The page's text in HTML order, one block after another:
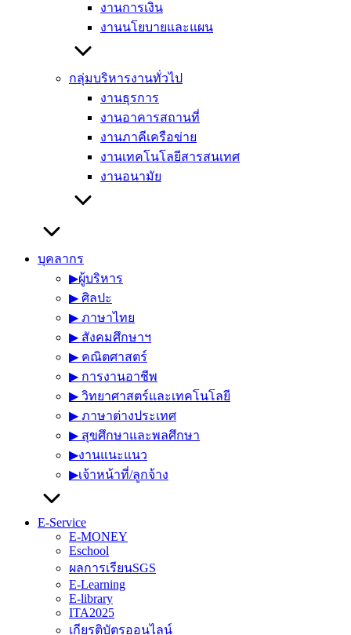
งานการเงิน
งานนโยบายและแผน
กลุ่มบริหารงานทั่วไป
งานธุรการ
งานอาคารสถานที่
งานภาคีเครือข่าย
งานเทคโนโลยีสารสนเทศ
งานอนามัย
บุคลากร
▶︎ผู้บริหาร
▶︎ ศิลปะ
▶︎ ภาษาไทย
▶︎ สังคมศึกษาฯ
▶︎ คณิตศาสตร์
▶︎ การงานอาชีพ
▶︎ วิทยาศาสตร์และเทคโนโลยี
▶︎ ภาษาต่างประเทศ
▶︎ สุขศึกษาและพลศึกษา
▶︎งานแนะแนว
▶︎เจ้าหน้าที่/ลูกจ้าง
E-Service
E-MONEY
Eschool
ผลการเรียนSGS
E-Learning
E-library
ITA2025
เกียรติบัตรออนไลน์